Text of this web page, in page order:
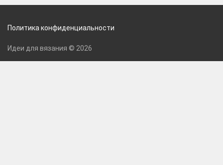
Политика конфиденциальности
Идеи для вязания © 2026